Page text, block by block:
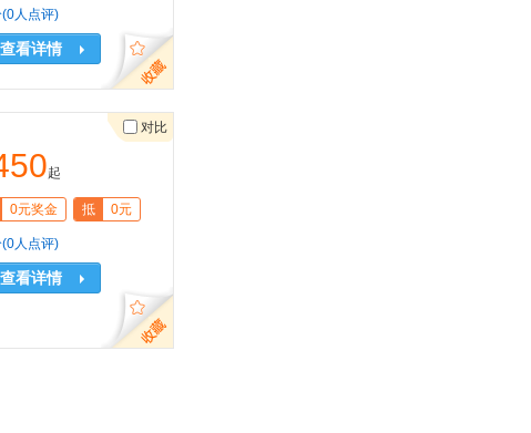
人点评)
查看详情
起
0元奖金 抵 0元
人点评)
查看详情
对比